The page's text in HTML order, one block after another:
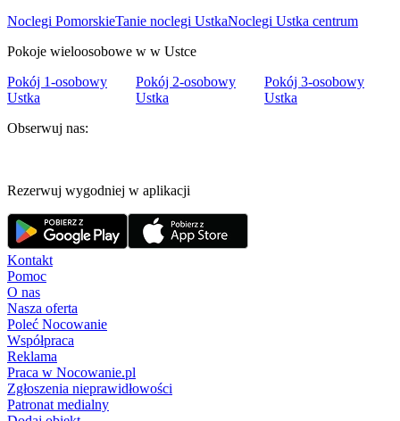
Noclegi PomorskieTanie noclegi UstkaNoclegi Ustka centrum
Pokoje wieloosobowe w w Ustce
Pokój 1-osobowy
Ustka
Pokój 2-osobowy
Ustka
Pokój 3-osobowy
Ustka
Obserwuj nas:
Rezerwuj wygodniej w aplikacji
Kontakt
Pomoc
O nas
Nasza oferta
Poleć Nocowanie
Współpraca
Reklama
Praca w Nocowanie.pl
Zgłoszenia nieprawidłowości
Patronat medialny